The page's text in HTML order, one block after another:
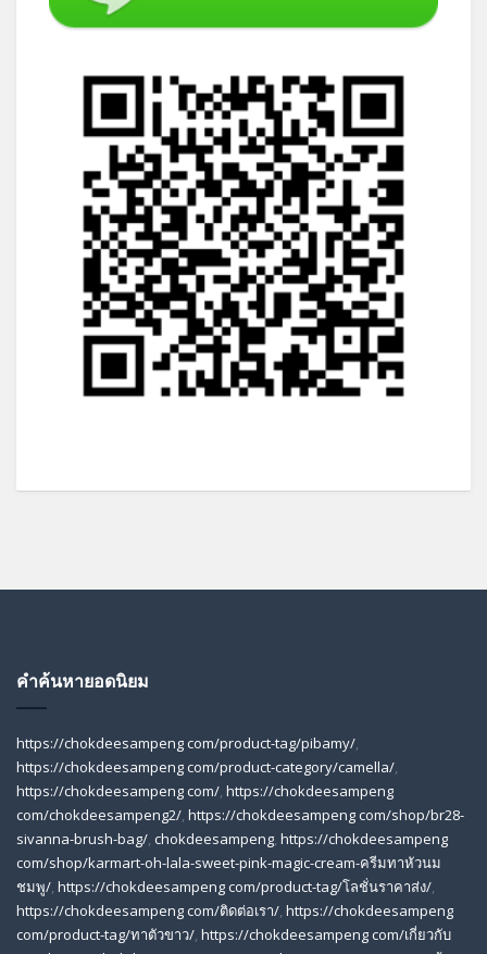
คำค้นหายอดนิยม
https://chokdeesampeng com/product-tag/pibamy/,
https://chokdeesampeng com/product-category/camella/,
https://chokdeesampeng com/, https://chokdeesampeng
com/chokdeesampeng2/, https://chokdeesampeng com/shop/br28-
sivanna-brush-bag/, chokdeesampeng, https://chokdeesampeng
com/shop/karmart-oh-lala-sweet-pink-magic-cream-ครีมทาหัวนม
ชมพู/, https://chokdeesampeng com/product-tag/โลชั่นราคาส่ง/,
https://chokdeesampeng com/ติดต่อเรา/, https://chokdeesampeng
com/product-tag/ทาตัวขาว/, https://chokdeesampeng com/เกี่ยวกับ